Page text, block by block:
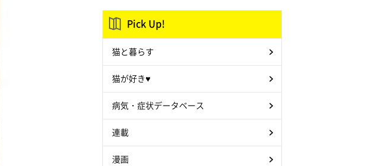
Pick Up!
猫と暮らす
猫が好き♥
病気・症状データベース
連載
漫画